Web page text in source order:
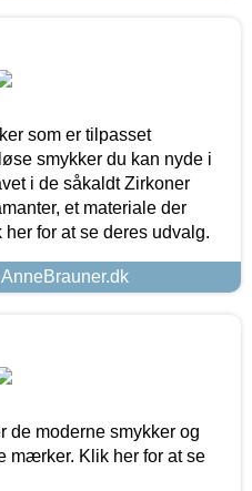
som er tilpasset
smykker du kan nyde i
i de såkaldt Zirkoner
et materiale der
for at se deres udvalg.
de moderne smykker og
mærker. Klik her for at se